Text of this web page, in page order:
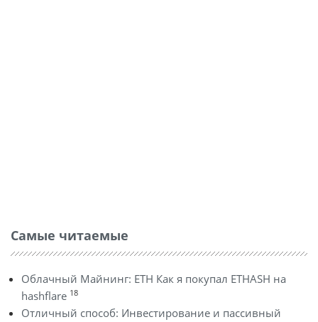
Самые читаемые
Облачный Майнинг: ETH Как я покупал ETHASH на
hashflare 18
Отличный способ: Инвестирование и пассивный